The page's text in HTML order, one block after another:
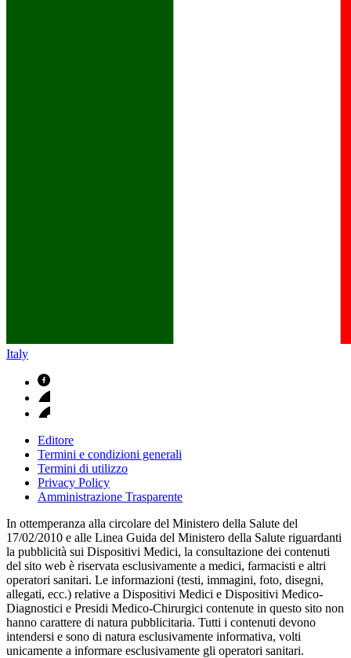
Italy
Editore
Termini e condizioni generali
Termini di utilizzo
Privacy Policy
Amministrazione Trasparente
In ottemperanza alla circolare del Ministero della Salute del
17/02/2010 e alle Linea Guida del Ministero della Salute riguardanti
la pubblicità sui Dispositivi Medici, la consultazione dei contenuti
del sito web è riservata esclusivamente a medici, farmacisti e altri
operatori sanitari. Le informazioni (testi, immagini, foto, disegni,
allegati, ecc.) relative a Dispositivi Medici e Dispositivi Medico-
Diagnostici e Presidi Medico-Chirurgici contenute in questo sito non
hanno carattere di natura pubblicitaria. Tutti i contenuti devono
intendersi e sono di natura esclusivamente informativa, volti
unicamente a informare esclusivamente gli operatori sanitari.